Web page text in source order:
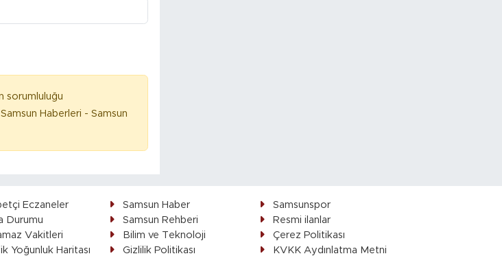
sorumluluğu
Haberleri - Samsun
Eczaneler
Durumu
Vakitleri
Yoğunluk Haritası
Samsun Haber
Samsunspor
Samsun Rehberi
Resmi ilanlar
Bilim ve Teknoloji
Çerez Politikası
Gizlilik Politikası
KVKK Aydınlatma Metni